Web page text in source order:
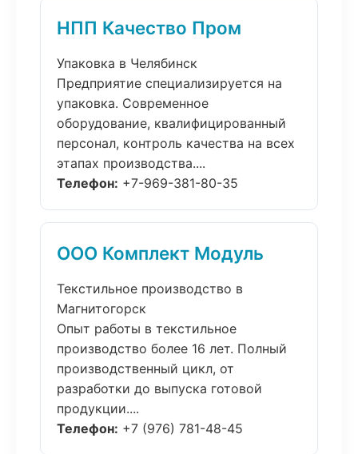
НПП Качество Пром
Упаковка в Челябинск
Предприятие специализируется на
упаковка. Современное
оборудование, квалифицированный
персонал, контроль качества на всех
этапах производства....
Телефон: +7-969-381-80-35
ООО Комплект Модуль
Текстильное производство в
Магнитогорск
Опыт работы в текстильное
производство более 16 лет. Полный
производственный цикл, от
разработки до выпуска готовой
продукции....
Телефон: +7 (976) 781-48-45